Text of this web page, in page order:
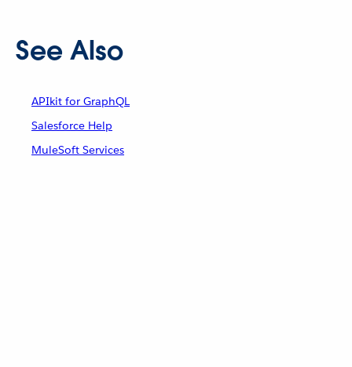
See Also
APIkit for GraphQL
Salesforce Help
MuleSoft Services